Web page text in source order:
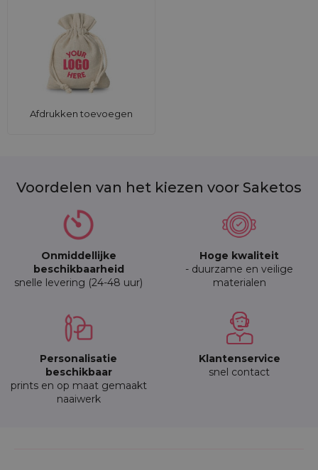
Afdrukken toevoegen
Voordelen van het kiezen voor Saketos
Onmiddellijke
beschikbaarheid
snelle levering (24-48 uur)
Hoge kwaliteit
- duurzame en veilige
materialen
Personalisatie
beschikbaar
prints en op maat gemaakt
naaiwerk
Klantenservice
snel contact